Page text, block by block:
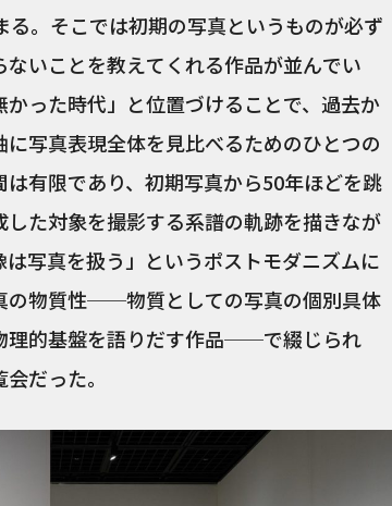
。そこでは初期の写真というものが必ず
いことを教えてくれる作品が並んでい
った時代」と位置づけることで、過去か
写真表現全体を見比べるためのひとつの
有限であり、初期写真から50年ほどを跳
た対象を撮影する系譜の軌跡を描きなが
写真を扱う」というポストモダニズムに
の物質性──物質としての写真の個別具体
理的基盤を語りだす作品──で綴じられ
だった。